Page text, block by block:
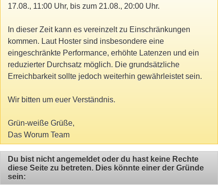
17.08., 11:00 Uhr, bis zum 21.08., 20:00 Uhr.
In dieser Zeit kann es vereinzelt zu Einschränkungen
kommen. Laut Hoster sind insbesondere eine
eingeschränkte Performance, erhöhte Latenzen und ein
reduzierter Durchsatz möglich. Die grundsätzliche
Erreichbarkeit sollte jedoch weiterhin gewährleistet sein.
Wir bitten um euer Verständnis.
Grün-weiße Grüße,
Das Worum Team
Du bist nicht angemeldet oder du hast keine Rechte
diese Seite zu betreten. Dies könnte einer der Gründe
sein: